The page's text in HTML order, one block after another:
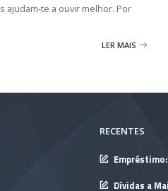
ajudam-te a ouvir melhor. Por
LER MAIS
RECENTES
Dívidas a